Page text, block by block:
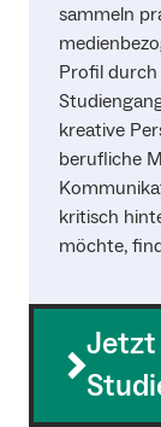
sammeln
Profil
kreative
berufliche
kritisch
möchte,
Jetzt